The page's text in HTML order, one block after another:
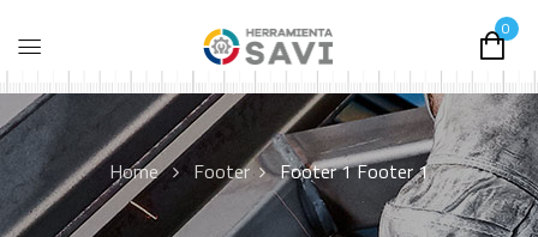
0
Home Footer Footer 1Footer 1